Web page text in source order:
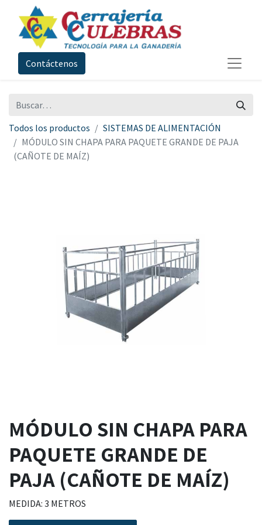
Contáctenos
Todos los productos
SISTEMAS DE ALIMENTACIÓN
MÓDULO SIN CHAPA PARA PAQUETE GRANDE DE PAJA
(CAÑOTE DE MAÍZ)
MÓDULO SIN CHAPA PARA
PAQUETE GRANDE DE
PAJA (CAÑOTE DE MAÍZ)
MEDIDA: 3 METROS